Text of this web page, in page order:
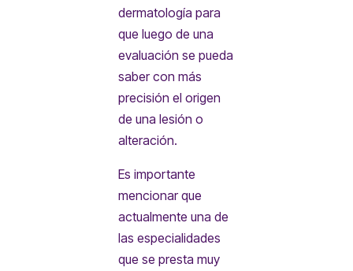
dermatología para
que luego de una
evaluación se pueda
saber con más
precisión el origen
de una lesión o
alteración.
Es importante
mencionar que
actualmente una de
las especialidades
que se presta muy